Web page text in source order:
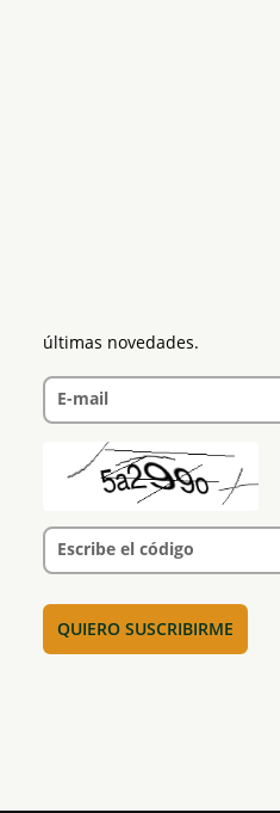
últimas novedades.
E-mail
Escribe el código